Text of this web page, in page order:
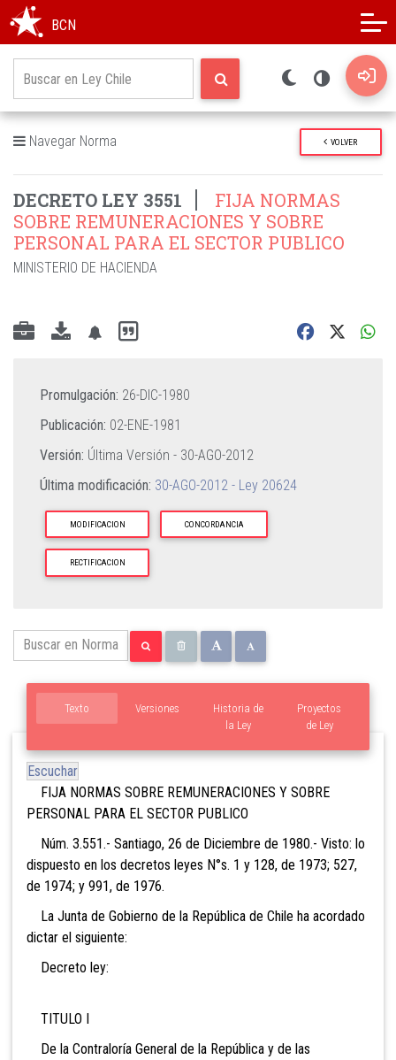
BCN
Navegar Norma VOLVER
DECRETO LEY 3551
FIJA NORMAS
SOBRE REMUNERACIONES Y SOBRE
PERSONAL PARA EL SECTOR PUBLICO
MINISTERIO DE HACIENDA
Promulgación: 26-DIC-1980
Publicación: 02-ENE-1981
Versión: Última Versión - 30-AGO-2012
Última modificación: 30-AGO-2012 - Ley 20624
MODIFICACION CONCORDANCIA
RECTIFICACION
Texto Versiones
Proyectos
de Ley
Historia de
la Ley
Escuchar
FIJA NORMAS SOBRE REMUNERACIONES Y SOBRE
PERSONAL PARA EL SECTOR PUBLICO
Núm. 3.551.- Santiago, 26 de Diciembre de 1980.- Visto: lo
dispuesto en los decretos leyes N°s. 1 y 128, de 1973; 527,
de 1974; y 991, de 1976.
La Junta de Gobierno de la República de Chile ha acordado
dictar el siguiente:
Decreto ley:
TITULO I
De la Contraloría General de la República y de las